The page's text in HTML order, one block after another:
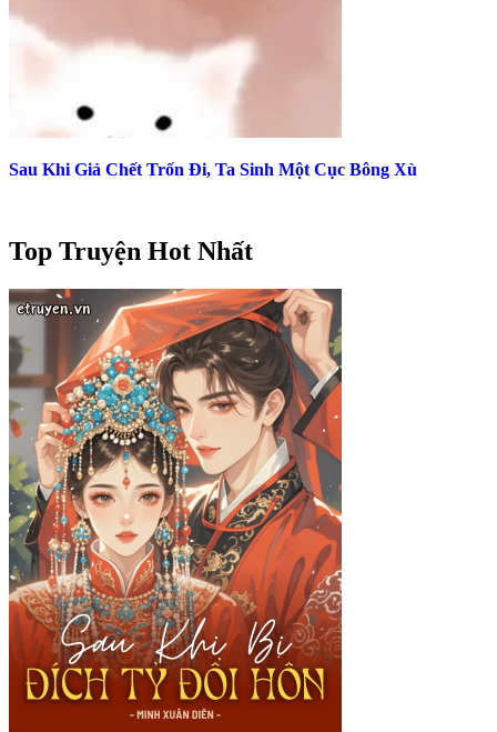
Sau Khi Giả Chết Trốn Đi, Ta Sinh Một Cục Bông Xù
Top Truyện Hot Nhất